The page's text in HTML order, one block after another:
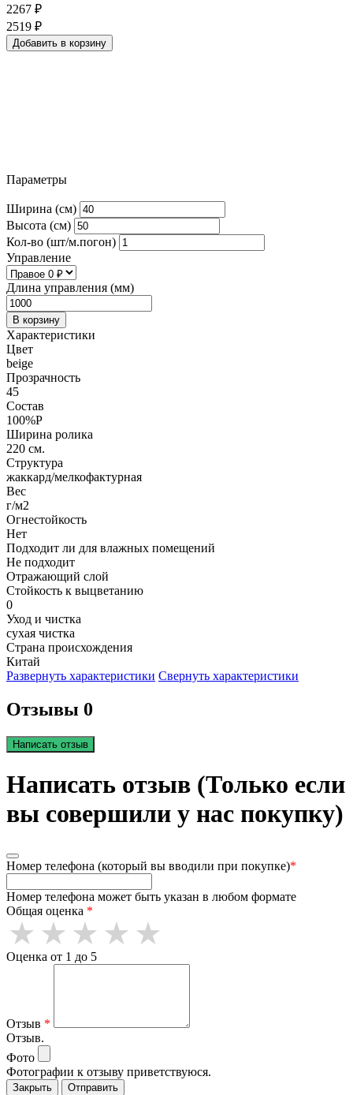
2267 ₽
2519 ₽
Добавить в корзину
Параметры
Ширина (см)
Высота (см)
Кол-во (шт/м.погон)
Управление
Длина управления (мм)
В корзину
Характеристики
Цвет
beige
Прозрачность
45
Состав
100%P
Ширина ролика
220 см.
Структура
жаккард/мелкофактурная
Вес
г/м2
Огнестойкость
Нет
Подходит ли для влажных помещений
Не подходит
Отражающий слой
Стойкость к выцветанию
0
Уход и чистка
сухая чистка
Страна происхождения
Китай
Развернуть характеристики Свернуть характеристики
Отзывы 0
Написать отзыв
Написать отзыв (Только если
вы совершили у нас покупку)
Номер телефона (который вы вводили при покупке)*
Номер телефона может быть указан в любом формате
Общая оценка *
Оценка от 1 до 5
Отзыв *
Отзыв.
Фото
Фотографии к отзыву приветствуюся.
Закрыть Отправить